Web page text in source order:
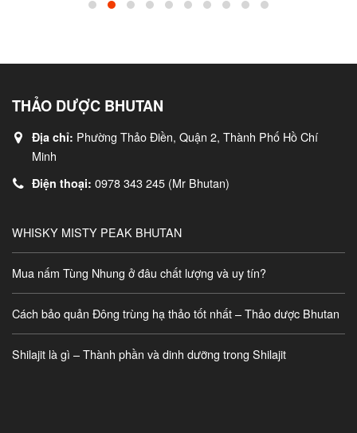
THẢO DƯỢC BHUTAN
Địa chỉ: Phường Thảo Điền, Quận 2, Thành Phố Hồ Chí
Minh
Điện thoại: 0978 343 245 (Mr Bhutan)
WHISKY MISTY PEAK BHUTAN
Mua nấm Tùng Nhung ở đâu chất lượng và uy tín?
Cách bảo quản Đông trùng hạ thảo tốt nhất – Thảo dược Bhutan
Shilajit là gì – Thành phần và dinh dưỡng trong Shilajit